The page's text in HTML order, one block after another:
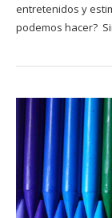
entretenidos y
podemos hacer?